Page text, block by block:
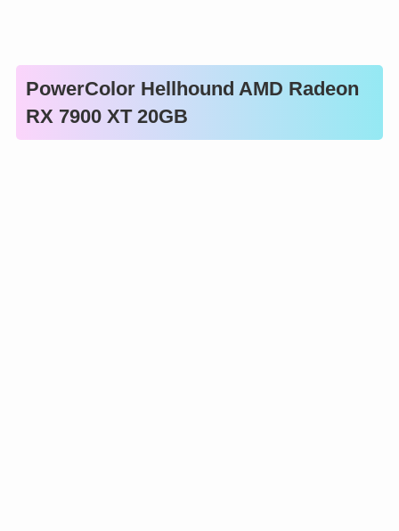
PowerColor Hellhound AMD Radeon
RX 7900 XT 20GB